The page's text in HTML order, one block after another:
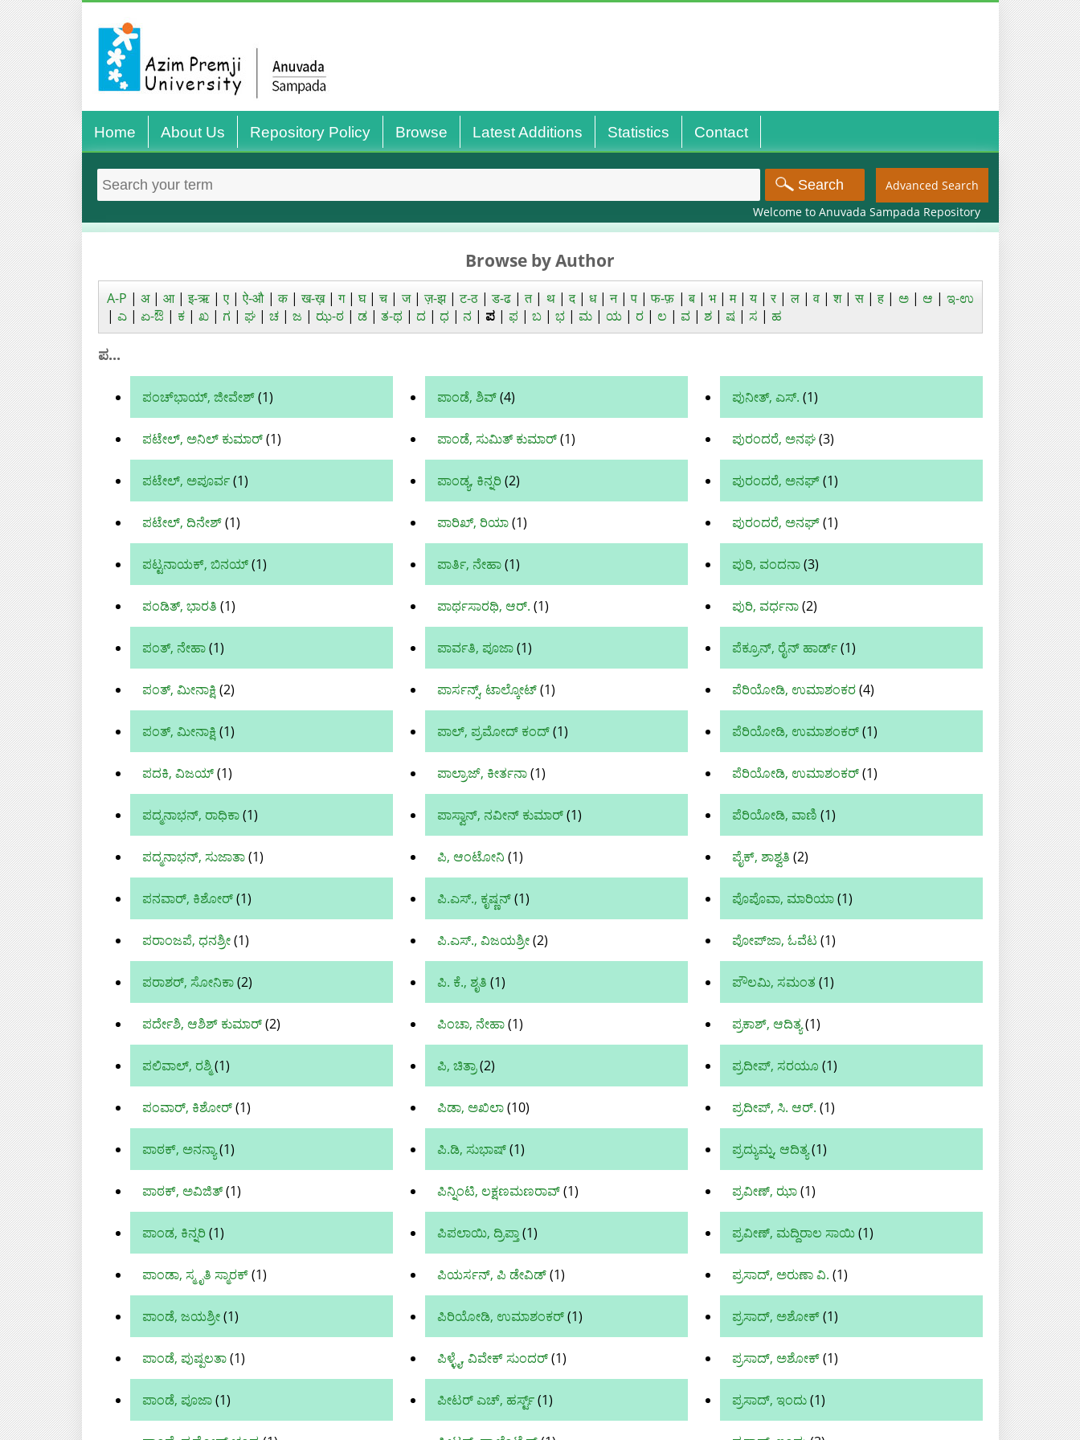
Home About Us Repository Policy Browse Latest Additions Statistics Contact
Advanced Search
Welcome to Anuvada Sampada Repository
Browse by Author
A-P | अ| आ|इ-ऋ |ए |ऐ-औ|क|ख-ख़|ग|घ|च |ज|ज़-झ|ट-ठ|ड-ढ |त| थ|द| ध|न|प |फ-फ़ |ब| भ|म|य |र|ल|व|श|स |ह | ಅ| ಆ | ಇ-ಉ
| ಎ| ಏ-ಔ | ಕ| ಖ| ಗ | ಘ| ಚ| ಜ | ಝ-ಠ| ಡ| ತ-ಥ | ದ | ಧ | ನ | ಪ| ಫ | ಬ| ಭ| ಮ| ಯ| ರ| ಲ | ವ| ಶ| ಷ | ಸ | ಹ
ಪ...
ಪಂಚ್‌ಭಾಯ್‌, ಜೀವೇಶ್‌(1)
ಪಟೇಲ್, ಅನಿಲ್ ಕುಮಾರ್(1)
ಪಟೇಲ್, ಅಪೂರ್ವ(1)
ಪಟೇಲ್, ದಿನೇಶ್(1)
ಪಟ್ಟನಾಯಕ್, ಬಿನಯ್‌(1)
ಪಂಡಿತ್, ಭಾರತಿ (1)
ಪಂತ್, ನೇಹಾ(1)
ಪಂತ್, ಮೀನಾಕ್ಷಿ(2)
ಪಂತ್‌, ಮೀನಾಕ್ಷಿ(1)
ಪದಕಿ, ವಿಜಯ್(1)
ಪದ್ಮನಾಭನ್, ರಾಧಿಕಾ(1)
ಪದ್ಮನಾಭನ್, ಸುಜಾತಾ(1)
ಪನವಾರ್, ಕಿಶೋರ್(1)
ಪರಾಂಜಪೆ, ಧನಶ್ರೀ(1)
ಪರಾಶರ್, ಸೋನಿಕಾ(2)
ಪರ್ದೇಶಿ, ಆಶಿಶ್‌ ಕುಮಾರ್‌(2)
ಪಲಿವಾಲ್‌, ರಶ್ಮಿ(1)
ಪಂವಾರ್, ಕಿಶೋರ್(1)
ಪಾಠಕ್, ಅನನ್ಯಾ(1)
ಪಾಠಕ್, ಅವಿಜಿತ್(1)
ಪಾಂಡ, ಕಿನ್ನರಿ(1)
ಪಾಂಡಾ, ಸ್ಮೃತಿ ಸ್ಮಾರಕ್‌(1)
ಪಾಂಡೆ, ಜಯಶ್ರೀ(1)
ಪಾಂಡೆ, ಪುಷ್ಪಲತಾ(1)
ಪಾಂಡೆ, ಪೂಜಾ(1)
ಪಾಂಡೆ, ಶಿವ್‌(4)
ಪಾಂಡೆ, ಸುಮಿತ್‌ ಕುಮಾರ್‌(1)
ಪಾಂಡ್ಯ, ಕಿನ್ನರಿ(2)
ಪಾರಿಖ್, ರಿಯಾ(1)
ಪಾರ್ತಿ, ನೇಹಾ(1)
ಪಾರ್ಥಸಾರಥಿ, ಆರ್. (1)
ಪಾರ್ವತಿ, ಪೂಜಾ(1)
ಪಾರ್ಸನ್ಸ್, ಟಾಲ್ಕೋಟ್(1)
ಪಾಲ್, ಪ್ರಮೋದ್ ಕಂದ್(1)
ಪಾಲ್ರಾಜ್, ಕೀರ್ತನಾ(1)
ಪಾಸ್ವಾನ್, ನವೀನ್ ಕುಮಾರ್(1)
ಪಿ, ಆಂಟೋನಿ (1)
ಪಿ.ಎಸ್., ಕೃಷ್ಣನ್(1)
ಪಿ.ಎಸ್., ವಿಜಯಶ್ರೀ(2)
ಪಿ. ಕೆ., ಶೃತಿ (1)
ಪಿಂಚಾ, ನೇಹಾ(1)
ಪಿ, ಚಿತ್ರಾ(2)
ಪಿಡಾ, ಅಖಿಲಾ(10)
ಪಿ.ಡಿ, ಸುಭಾಷ್(1)
ಪಿನ್ನಿಂಟಿ, ಲಕ್ಷಣಮಣರಾವ್(1)
ಪಿಪಲಾಯಿ, ದ್ರಿಪ್ತಾ(1)
ಪಿಯರ್ಸನ್, ಪಿ ಡೇವಿಡ್(1)
ಪಿರಿಯೋಡಿ, ಉಮಾಶಂಕರ್(1)
ಪಿಳ್ಳೈ, ವಿವೇಕ್‌ ಸುಂದರ್‌(1)
ಪೀಟರ್ ಎಚ್, ಹರ್ಸ್ಟ್(1)
ಪುನೀತ್, ಎಸ್. (1)
ಪುರಂದರೆ, ಅನಘ(3)
ಪುರಂದರೆ, ಅನಘ್(1)
ಪುರಂದರೆ, ಅನಘ್‌(1)
ಪುರಿ, ವಂದನಾ(3)
ಪುರಿ, ವರ್ಧನಾ(2)
ಪೆಕ್ರೂನ್, ರೈನ್ ಹಾರ್ಡ್(1)
ಪೆರಿಯೋಡಿ, ಉಮಾಶಂಕರ(4)
ಪೆರಿಯೋಡಿ, ಉಮಾಶಂಕರ್(1)
ಪೆರಿಯೋಡಿ, ಉಮಾಶಂಕರ್‌(1)
ಪೆರಿಯೋಡಿ, ವಾಣಿ (1)
ಪೈಕ್, ಶಾಶ್ವತಿ (2)
ಪೊಪೊವಾ, ಮಾರಿಯಾ(1)
ಪೋಪ್‌ಜಾ, ಓವೆಟ (1)
ಪೌಲಮಿ, ಸಮಂತ (1)
ಪ್ರಕಾಶ್‌, ಆದಿತ್ಯ(1)
ಪ್ರದೀಪ್, ಸರಯೂ (1)
ಪ್ರದೀಪ್, ಸಿ. ಆರ್. (1)
ಪ್ರದ್ಯುಮ್ನ, ಆದಿತ್ಯ(1)
ಪ್ರವೀಣ್, ಝಾ(1)
ಪ್ರವೀಣ್, ಮದ್ದಿರಾಲ ಸಾಯಿ (1)
ಪ್ರಸಾದ್, ಅರುಣಾ ವಿ. (1)
ಪ್ರಸಾದ್, ಅಶೋಕ್(1)
ಪ್ರಸಾದ್, ಅಶೋಕ್‌(1)
ಪ್ರಸಾದ್‌, ಇಂದು(1)